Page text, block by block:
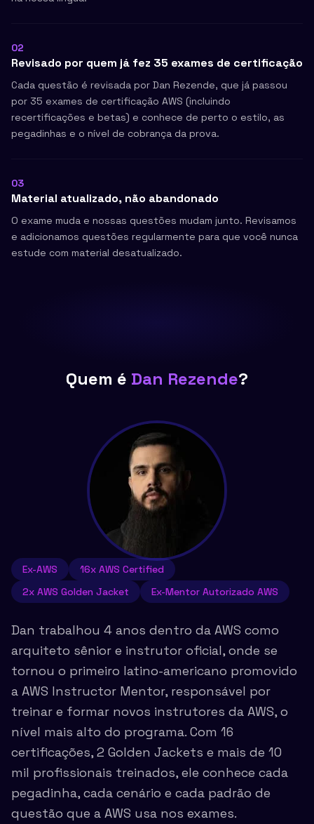
02
Revisado por quem já fez 35 exames de certificação
Cada questão é revisada por Dan Rezende, que já passou
por 35 exames de certificação AWS (incluindo
recertificações e betas) e conhece de perto o estilo, as
pegadinhas e o nível de cobrança da prova.
03
Material atualizado, não abandonado
O exame muda e nossas questões mudam junto. Revisamos
e adicionamos questões regularmente para que você nunca
estude com material desatualizado.
Quem é Dan Rezende?
Ex-AWS
16x AWS Certified
2x AWS Golden Jacket
Ex-Mentor Autorizado AWS
Dan trabalhou 4 anos dentro da AWS como
arquiteto sênior e instrutor oficial, onde se
tornou o primeiro latino-americano promovido
a AWS Instructor Mentor, responsável por
treinar e formar novos instrutores da AWS, o
nível mais alto do programa. Com 16
certificações, 2 Golden Jackets e mais de 10
mil profissionais treinados, ele conhece cada
pegadinha, cada cenário e cada padrão de
questão que a AWS usa nos exames.